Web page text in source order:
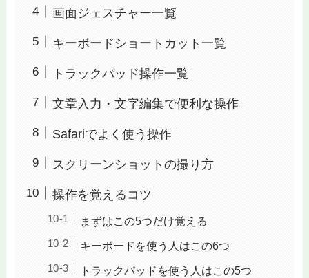
画面ジェスチャー一覧
キーボードショートカット一覧
トラックパッド操作一覧
文章入力・文字編集で便利な操作
Safariでよく使う操作
スクリーンショットの撮り方
操作を覚えるコツ
まずはこの5つだけ覚える
キーボードを使う人はこの6つ
トラックパッドを使う人はこの5つ